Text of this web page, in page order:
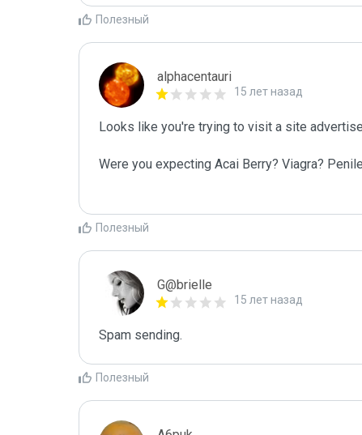
Полезный
alphacentauri
15 лет назад
Looks like you're trying to visit a site
Were you expecting Acai Berry? Viagra?
Полезный
G@brielle
15 лет назад
Spam sending.
Полезный